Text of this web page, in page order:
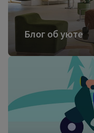
Блог об уюте
Посмотреть